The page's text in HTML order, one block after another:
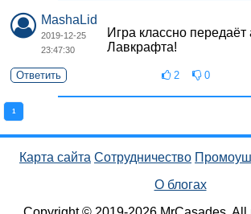
MashaLid
2019-12-25
23:47:30
Игра классно
Лавкрафта!
Ответить 2 0
1
Карта сайта Сотрудничество
О блогах